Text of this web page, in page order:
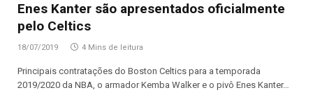
Enes Kanter são apresentados oficialmente
pelo Celtics
18/07/2019 4 Mins de leitura
Principais contratações do Boston Celtics para a temporada
2019/2020 da NBA, o armador Kemba Walker e o pivô Enes Kanter…